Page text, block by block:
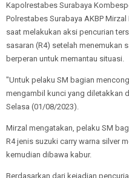
Kapolrestabes Surabaya
Polrestabes Surabaya AKBP
saat melakukan aksi pencurian
sasaran (R4) setelah menemukan
berperan untuk memantau situasi.
"Untuk pelaku SM bagian
mengambil kunci yang diletakkan
Selasa (01/08/2023).
Mirzal mengatakan, pelaku SM
R4 jenis suzuki carry warna silver
kemudian dibawa kabur.
Berdasarkan dari kejadian